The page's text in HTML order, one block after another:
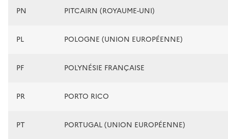
PN PITCAIRN (ROYAUME-UNI)
PL POLOGNE (UNION EUROPÉENNE)
PF POLYNÉSIE FRANÇAISE
PR PORTO RICO
PT PORTUGAL (UNION EUROPÉENNE)